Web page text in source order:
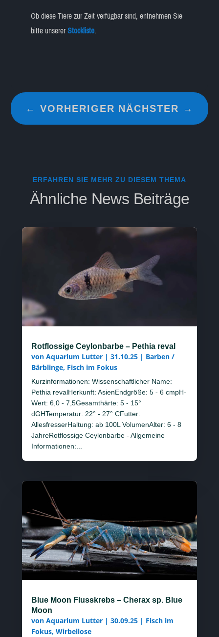
Ob diese Tiere zur Zeit verfügbar sind, entnehmen Sie
bitte unsererStockliste.
←VORHERIGER NÄCHSTER →
ERFAHREN SIE MEHR ZU DIESEM THEMA
Ähnliche News Beiträge
Rotflossige Ceylonbarbe – Pethia reval
von Aquarium Lutter| 31.10.25| Barben /
Bärblinge, Fisch im Fokus
Kurzinformationen: Wissenschaftlicher Name:
Pethia revalHerkunft: AsienEndgröße: 5 - 6 cmpH-
Wert: 6,0 - 7,5Gesamthärte: 5 - 15°
dGHTemperatur: 22° - 27° CFutter:
AllesfresserHaltung: ab 100L VolumenAlter: 6 - 8
JahreRotflossige Ceylonbarbe - Allgemeine
Informationen:...
Blue Moon Flusskrebs – Cherax sp. Blue
Moon
von Aquarium Lutter| 30.09.25| Fisch im
Fokus, Wirbellose